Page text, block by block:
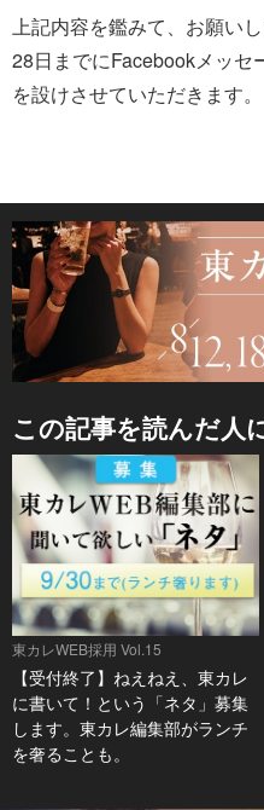
上記内容を鑑みて、お願い
28日までにFacebookメッセ
を設けさせていただきます。
この記事を読んだ人
東カレWEB採用 Vol.15
【受付終了】ねえねえ、東カレ
に書いて！という「ネタ」募集
します。東カレ編集部がランチ
を奢ることも。